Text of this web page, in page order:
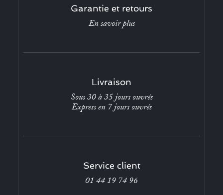
Garantie et retours
En savoir plus
Livraison
Sous 30 à 35 jours ouvrés
Express en 7 jours ouvrés
Service client
01 44 19 74 96